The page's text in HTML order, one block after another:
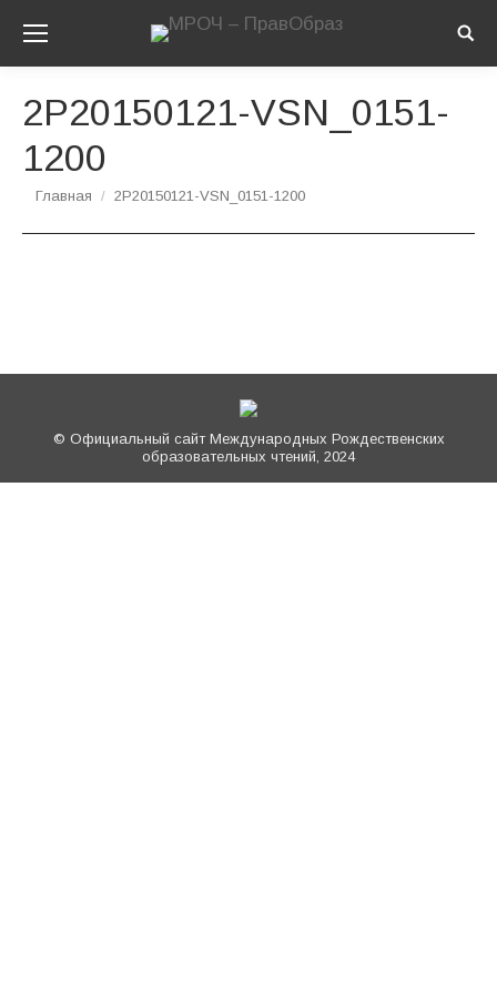
2P20150121-VSN_0151-
1200
Вы здесь:
Главная 2P20150121-VSN_0151-1200
© Официальный сайт Международных Рождественских
образовательных чтений, 2024